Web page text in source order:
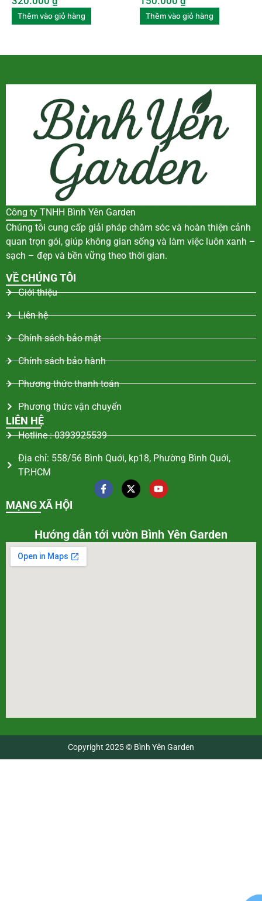
Thêm vào giỏ hàng Thêm vào giỏ hàng
Công ty TNHH Bình Yên Garden
Chúng tôi cung cấp giải pháp chăm sóc và hoàn thiện cảnh
quan trọn gói, giúp không gian sống và làm việc luôn xanh –
sạch – đẹp và bền vững theo thời gian.
VỀ CHÚNG TÔI
Giới thiệu
Liên hệ
Chính sách bảo mật
Chính sách bảo hành
Phương thức thanh toán
Phương thức vận chuyển
LIÊN HỆ
Hotline : 0393925539
Địa chỉ: 558/56 Bình Quới, kp18, Phường Bình Quới,
TP.HCM
MẠNG XÃ HỘI
Hướng dẫn tới vườn Bình Yên Garden
Copyright 2025 © Bình Yên Garden